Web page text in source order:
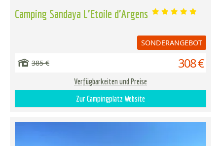
Camping Sandaya L'Etoile d'Argens
SONDERANGEBOT
385 € 308 €
Verfügbarkeiten und Preise
Zur Campingplatz Website